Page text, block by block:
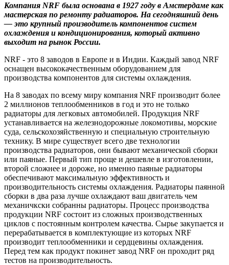
Компания NRF была основана в 1927 году в Амстердаме как
мастерская по ремонту радиаторов. На сегодняшний день
— это крупный производитель компонентов систем
охлаждения и кондиционирования, который активно
выходит на рынок России.
NRF - это 8 заводов в Европе и в Индии. Каждый завод NRF
оснащен высококачественным оборудованием для
производства компонентов для системы охлаждения.
На 8 заводах по всему миру компания NRF производит более
2 миллионов теплообменников в год и это не только
радиаторы для легковых автомобилей. Продукция NRF
устанавливается на железнодорожные локомотивы, морские
суда, сельскохозяйственную и специальную строительную
технику. В мире существует всего две технологии
производства радиаторов, они бывают механической сборки
или паяные. Первый тип проще и дешевле в изготовлении,
второй сложнее и дороже, но именно паяные радиаторы
обеспечивают максимальную эффективность и
производительность системы охлаждения. Радиаторы паянной
сборки в два раза лучше охлаждают ваш двигатель чем
механичкски собранны радиаторы. Процесс производства
продукции NRF состоит из сложных производственных
циклов с постоянным контролем качества. Сырье закупается и
перерабатывается в комплектующие из которых NRF
производит теплообменники и сердцевины охлаждения.
Перед тем как продукт покинет завод NRF он проходит ряд
тестов на производительность.